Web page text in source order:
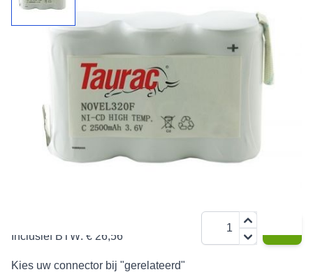
Accupack 320F / 3,6 V - 2500 mAh
Kies uw connector bij "'meer informatie"
3,6 V
Inclusief BTW: € 26,56
Kies uw connector bij "gerelateerd"